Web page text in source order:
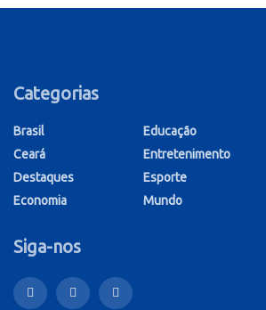
Categorias
Brasil
Ceará
Destaques
Economia
Educação
Entretenimento
Esporte
Mundo
Siga-nos